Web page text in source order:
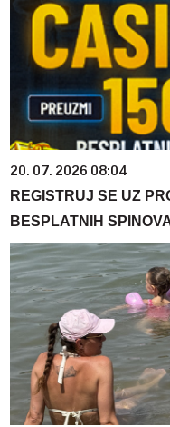
20. 07. 2026 08:04
REGISTRUJ SE UZ
BESPLATNIH